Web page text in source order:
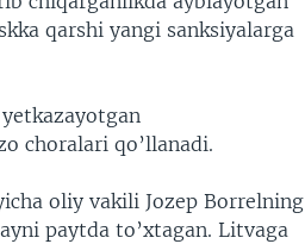
qarshi yangi sanksiyalarga
choralari qo’llanadi.
oliy vakili Jozep Borrelning
paytda to’xtagan. Litvaga